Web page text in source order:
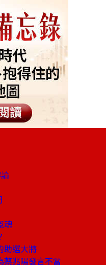
魂
助選大將
蔡兆陽發言不當